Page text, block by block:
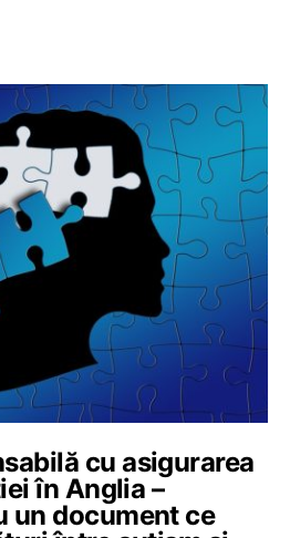
cu asigurarea
în Anglia –
un document ce